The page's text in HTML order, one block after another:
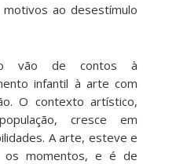
ao desestímulo
vão de contos à
infantil à arte com
O contexto artístico,
cresce em
A arte, esteve e
momentos, e é de